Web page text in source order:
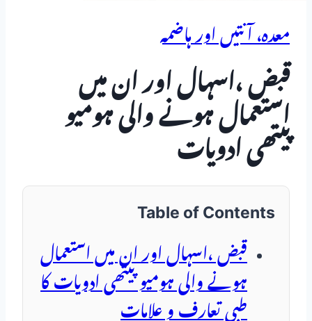
معدہ، آنتیں اور ہاضمہ
قبض ،اسہال اور ان میں
استعمال ہونے والی ہومیو
پیتھی ادویات
Table of Contents
قبض ،اسہال اور ان میں استعمال
ہونے والی ہومیو پیتھی ادویات کا
طبی تعارف و علامات